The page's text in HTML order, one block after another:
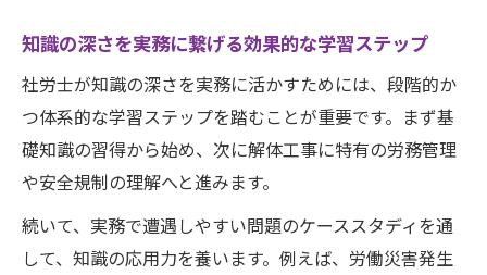
知識の深さを実務に繋げる効果的な学習ステップ
社労士が知識の深さを実務に活かすためには、段階的か
つ体系的な学習ステップを踏むことが重要です。まず基
礎知識の習得から始め、次に解体工事に特有の労務管理
や安全規制の理解へと進みます。
続いて、実務で遭遇しやすい問題のケーススタディを通
して、知識の応用力を養います。例えば、労働災害発生